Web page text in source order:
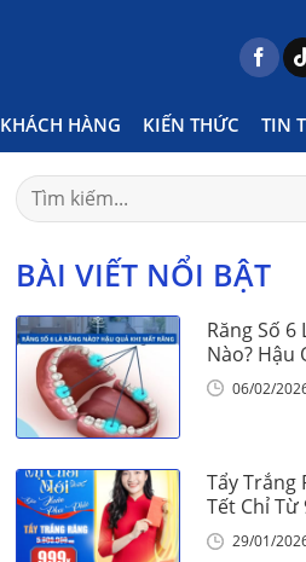
KHÁCH HÀNG KIẾN THỨC TIN
Posts tagged "phương
Search
for:
BÀI VIẾT NỔI BẬT
Răng Số 6
Nào? Hậu
Mất Răng
06/02/
Tẩy Trắng
Tết Chỉ Từ
Nha Khoa
29/01/